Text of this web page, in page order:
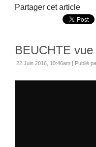
Partager cet article
BEUCHTE
22 Juin 2016, 10:46am | Publié